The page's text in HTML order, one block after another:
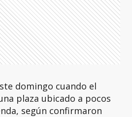
domingo cuando el
plaza ubicado a pocos
según confirmaron